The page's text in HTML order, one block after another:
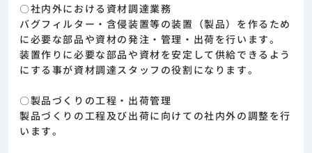
〇社内外における資材調達業務
バグフィルター・含侵装置等の装置（製品）を作るため
に必要な部品や資材の発注・管理・出荷を行います。
装置作りに必要な部品や資材を安定して供給できるよう
にする事が資材調達スタッフの役割になります。
〇製品づくりの工程・出荷管理
製品づくりの工程及び出荷に向けての社内外の調整を行
います。